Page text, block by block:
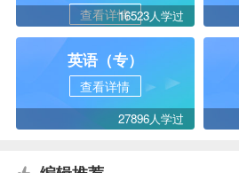
查看详情16523人学过
英语（专）
查看详情
27896人学过